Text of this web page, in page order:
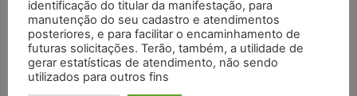
Novembro
TI Craisa 08/05/2025 16:07
DOWNLOAD
identificação do titular da manifestação, para
manutenção do seu cadastro e atendimentos
posteriores, e para facilitar o encaminhamento de
futuras solicitações. Terão, também, a utilidade de
gerar estatísticas de atendimento, não sendo
utilizados para outros fins